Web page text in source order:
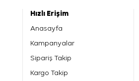
Hızlı Erişim
Anasayfa
Kampanyalar
Sipariş Takip
Kargo Takip